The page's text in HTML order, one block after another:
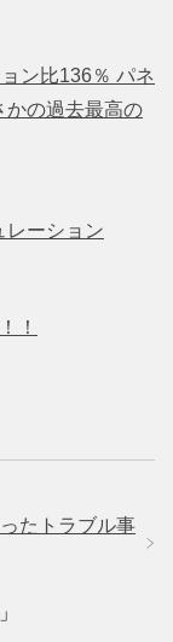
ン比136％ パネ
かの過去最高の
ーション
！
たトラブル事
」